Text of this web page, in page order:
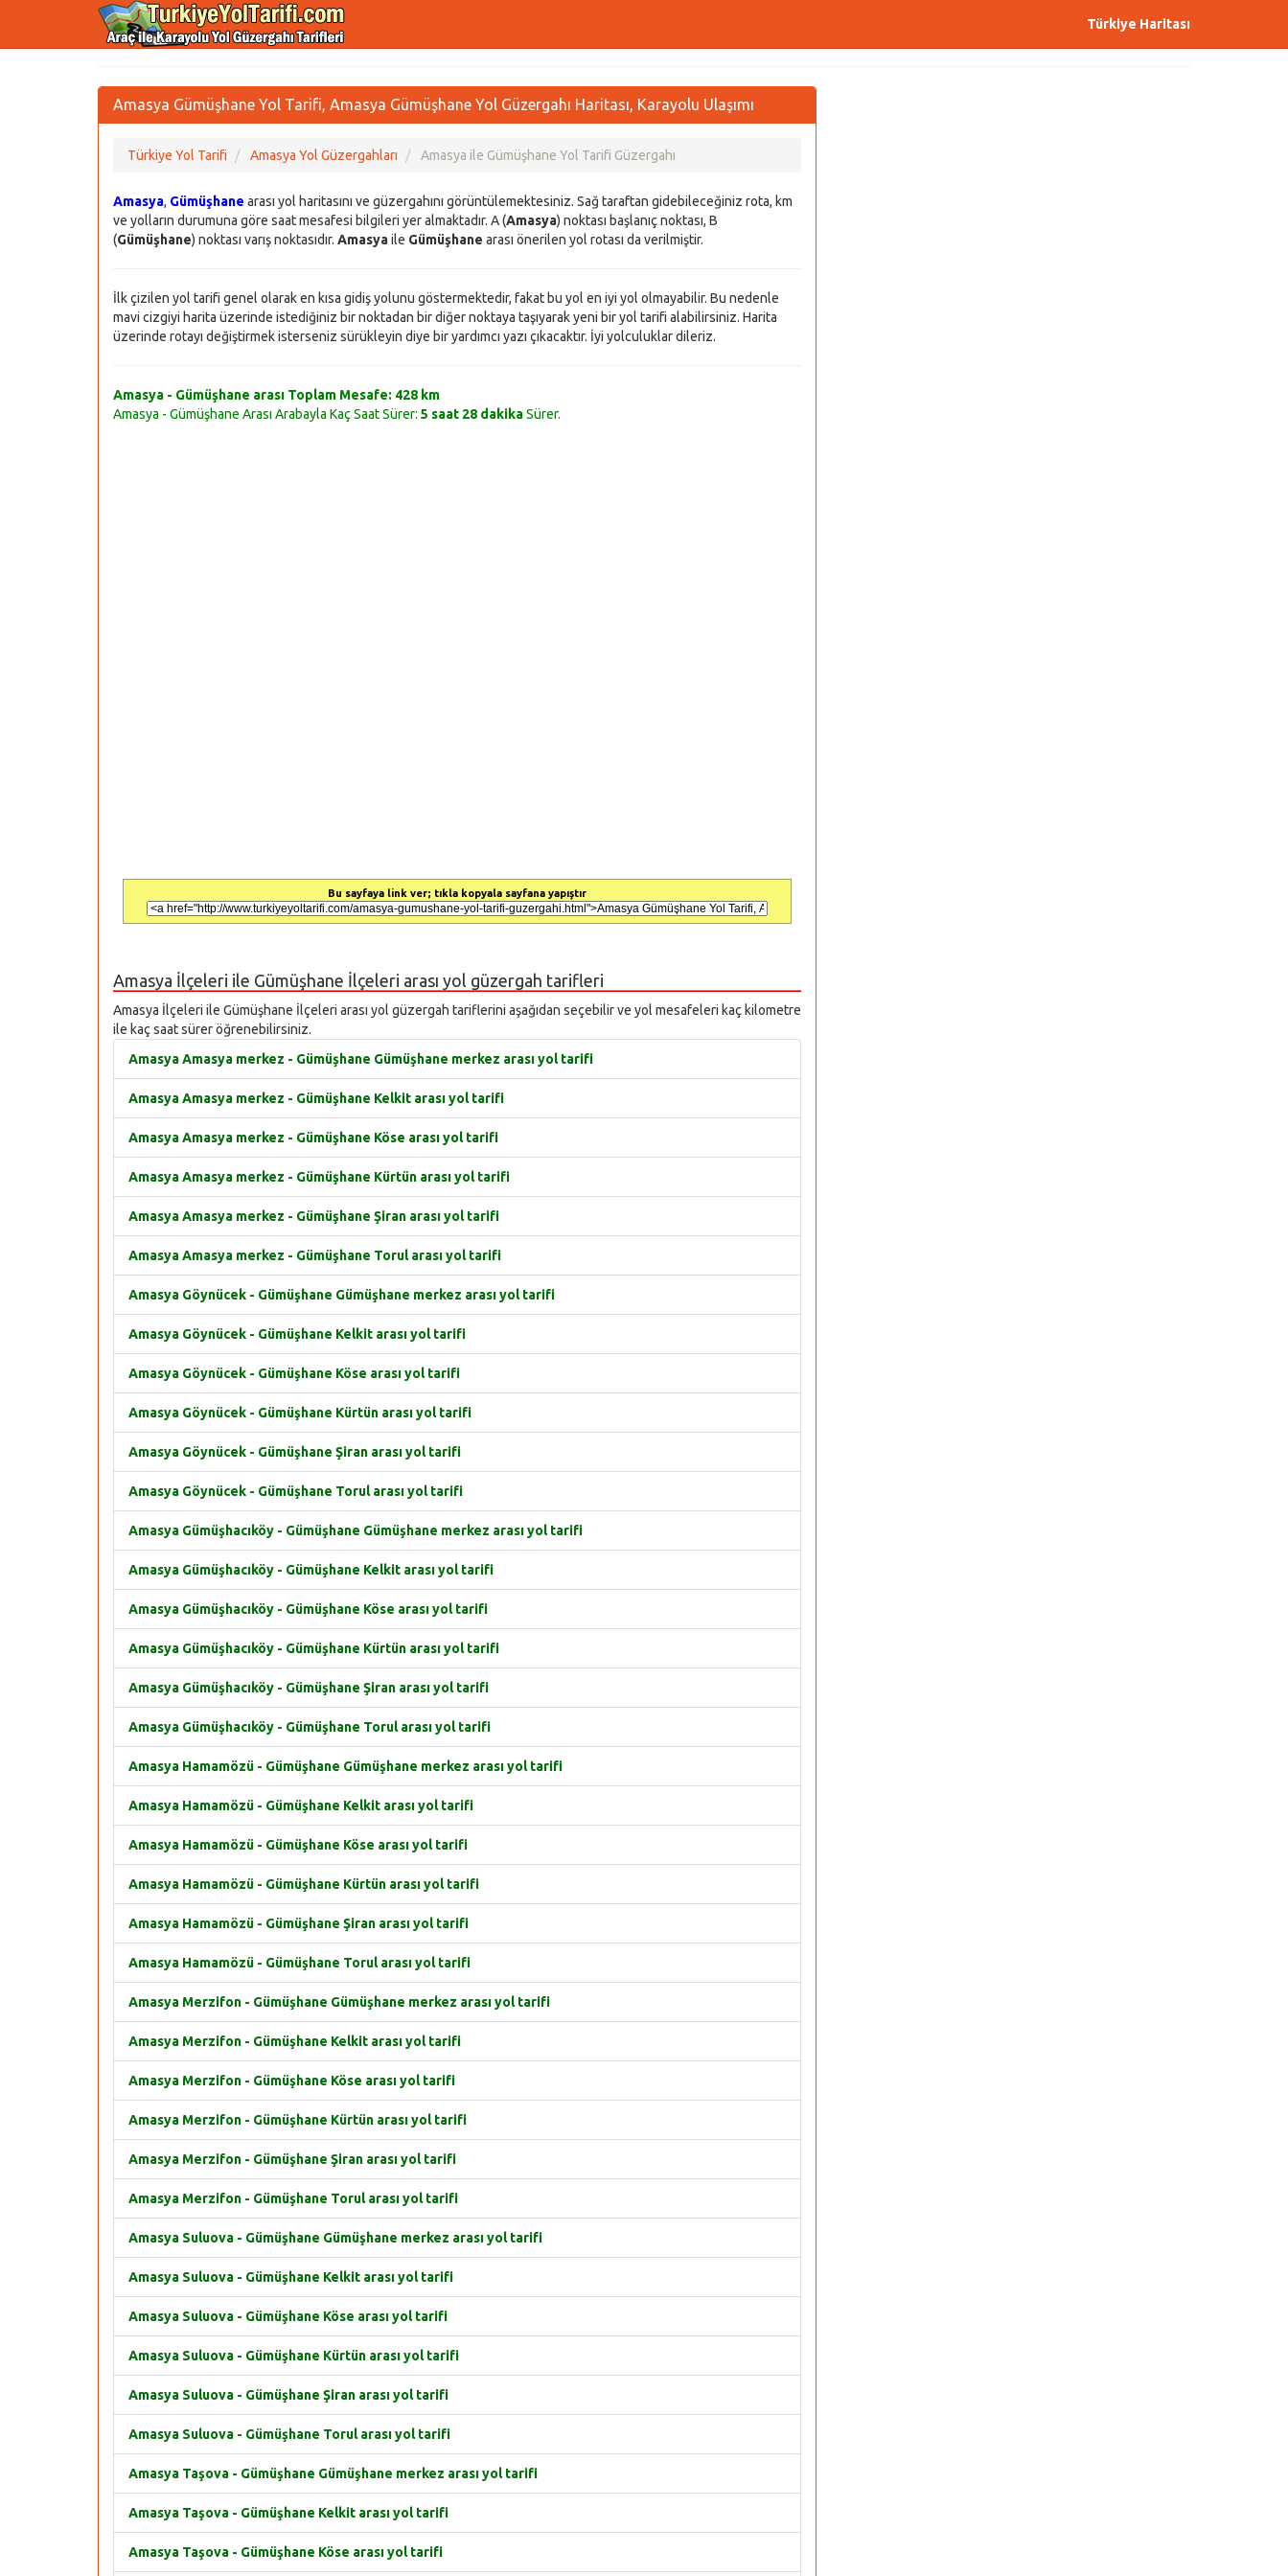
Türkiye Haritası
Amasya Gümüşhane Yol Tarifi, Amasya Gümüşhane Yol Güzergahı Haritası, Karayolu Ulaşımı
Türkiye Yol Tarifi Amasya Yol Güzergahları Amasya ile Gümüşhane Yol Tarifi Güzergahı
Amasya, Gümüşhane arası yol haritasını ve güzergahını görüntülemektesiniz. Sağ taraftan gidebileceğiniz rota, km
ve yolların durumuna göre saat mesafesi bilgileri yer almaktadır. A (Amasya) noktası başlanıç noktası, B
(Gümüşhane) noktası varış noktasıdır. Amasyaile Gümüşhane arası önerilen yol rotası da verilmiştir.
İlk çizilen yol tarifi genel olarak en kısa gidiş yolunu göstermektedir, fakat bu yol en iyi yol olmayabilir. Bu nedenle
mavi cizgiyi harita üzerinde istediğiniz bir noktadan bir diğer noktaya taşıyarak yeni bir yol tarifi alabilirsiniz. Harita
üzerinde rotayı değiştirmek isterseniz sürükleyin diye bir yardımcı yazı çıkacaktır. İyi yolculuklar dileriz.
Amasya - Gümüşhane arası Toplam Mesafe: 428 km
Amasya - Gümüşhane Arası Arabayla Kaç Saat Sürer: 5 saat 28 dakikaSürer.
Bu sayfaya link ver; tıkla kopyala sayfana yapıştır
Amasya İlçeleri ile Gümüşhane İlçeleri arası yol güzergah tarifleri
Amasya İlçeleri ile Gümüşhane İlçeleri arası yol güzergah tariflerini aşağıdan seçebilir ve yol mesafeleri kaç kilometre
ile kaç saat sürer öğrenebilirsiniz.
Amasya Amasya merkez - Gümüşhane Gümüşhane merkez arası yol tarifi
Amasya Amasya merkez - Gümüşhane Kelkit arası yol tarifi
Amasya Amasya merkez - Gümüşhane Köse arası yol tarifi
Amasya Amasya merkez - Gümüşhane Kürtün arası yol tarifi
Amasya Amasya merkez - Gümüşhane Şiran arası yol tarifi
Amasya Amasya merkez - Gümüşhane Torul arası yol tarifi
Amasya Göynücek - Gümüşhane Gümüşhane merkez arası yol tarifi
Amasya Göynücek - Gümüşhane Kelkit arası yol tarifi
Amasya Göynücek - Gümüşhane Köse arası yol tarifi
Amasya Göynücek - Gümüşhane Kürtün arası yol tarifi
Amasya Göynücek - Gümüşhane Şiran arası yol tarifi
Amasya Göynücek - Gümüşhane Torul arası yol tarifi
Amasya Gümüşhacıköy - Gümüşhane Gümüşhane merkez arası yol tarifi
Amasya Gümüşhacıköy - Gümüşhane Kelkit arası yol tarifi
Amasya Gümüşhacıköy - Gümüşhane Köse arası yol tarifi
Amasya Gümüşhacıköy - Gümüşhane Kürtün arası yol tarifi
Amasya Gümüşhacıköy - Gümüşhane Şiran arası yol tarifi
Amasya Gümüşhacıköy - Gümüşhane Torul arası yol tarifi
Amasya Hamamözü - Gümüşhane Gümüşhane merkez arası yol tarifi
Amasya Hamamözü - Gümüşhane Kelkit arası yol tarifi
Amasya Hamamözü - Gümüşhane Köse arası yol tarifi
Amasya Hamamözü - Gümüşhane Kürtün arası yol tarifi
Amasya Hamamözü - Gümüşhane Şiran arası yol tarifi
Amasya Hamamözü - Gümüşhane Torul arası yol tarifi
Amasya Merzifon - Gümüşhane Gümüşhane merkez arası yol tarifi
Amasya Merzifon - Gümüşhane Kelkit arası yol tarifi
Amasya Merzifon - Gümüşhane Köse arası yol tarifi
Amasya Merzifon - Gümüşhane Kürtün arası yol tarifi
Amasya Merzifon - Gümüşhane Şiran arası yol tarifi
Amasya Merzifon - Gümüşhane Torul arası yol tarifi
Amasya Suluova - Gümüşhane Gümüşhane merkez arası yol tarifi
Amasya Suluova - Gümüşhane Kelkit arası yol tarifi
Amasya Suluova - Gümüşhane Köse arası yol tarifi
Amasya Suluova - Gümüşhane Kürtün arası yol tarifi
Amasya Suluova - Gümüşhane Şiran arası yol tarifi
Amasya Suluova - Gümüşhane Torul arası yol tarifi
Amasya Taşova - Gümüşhane Gümüşhane merkez arası yol tarifi
Amasya Taşova - Gümüşhane Kelkit arası yol tarifi
Amasya Taşova - Gümüşhane Köse arası yol tarifi